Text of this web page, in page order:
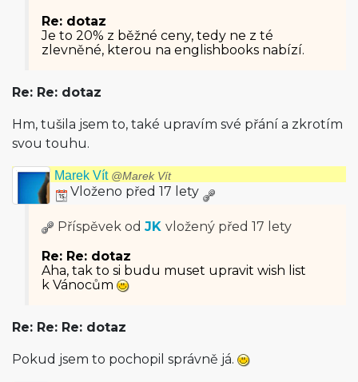
Re: dotaz
Je to 20% z běžné ceny, tedy ne z té
zlevněné, kterou na englishbooks nabízí.
Re: Re: dotaz
Hm, tušila jsem to, také upravím své přání a zkrotím
svou touhu.
Marek Vít @Marek Vít
Vloženo před 17 lety
Příspěvek od JK vložený před 17 lety
Re: Re: dotaz
Aha, tak to si budu muset upravit wish list
k Vánocům
Re: Re: Re: dotaz
Pokud jsem to pochopil správně já.